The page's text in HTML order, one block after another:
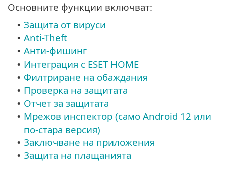
Основните функции включват:
• Защита от вируси
• Anti-Theft
• Анти-фишинг
• Интеграция с ESET HOME
• Филтриране на обаждания
• Проверка на защитата
• Отчет за защитата
• Мрежов инспектор (само Android 12 или
по-стара версия)
• Заключване на приложения
• Защита на плащанията